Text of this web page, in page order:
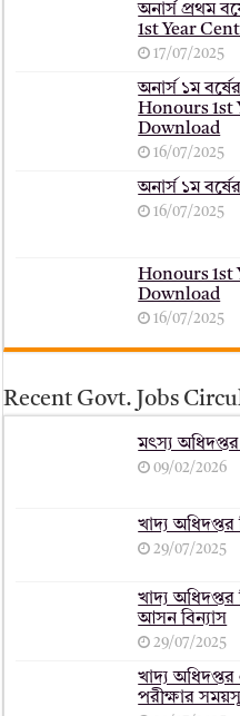
অনার্স প্রথম
1st Year
17/07/2025
অনার্স ১ম
Honours 1st
Download
16/07/2025
অনার্স ১ম
16/07/2025
Honours 1st
Download
16/07/2025
Recent Govt. Jobs
মৎস্য
09/02/2026
খাদ্য অধিদপ্তর
29/07/2025
খাদ্য অধিদপ্তর
আসন বিন্যাস
29/07/2025
খাদ্য
পরীক্ষার